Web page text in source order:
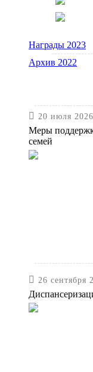
Награды 2023
Архив 2022
 20 июля 2026
Меры
семей
 26 сентября